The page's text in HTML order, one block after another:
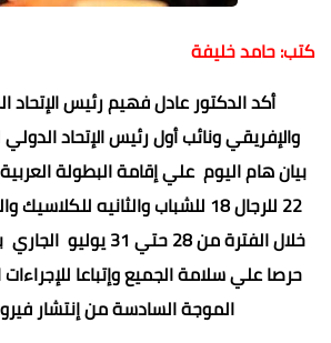
كتب: حامد خليفة
أكد الدكتور عادل فهيم رئيس
والإفريقي ونائب أول رئيس الإتحاد
بيان هام اليوم علي إقامة البطولة
22 للرجال 18 للشباب والثانيه
خلال الفترة من 28 حتي
حرصا علي سلامة الجميع وإتباعا
الموجة السادسة من إنتشار